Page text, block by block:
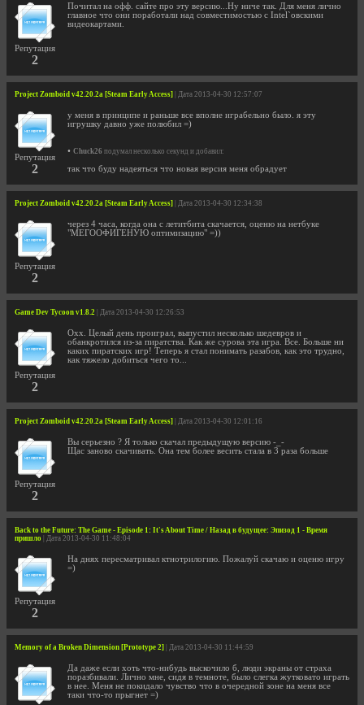
Репутация
2
Почитал на офф. сайте про эту версию...Ну ниче так. Для меня лично
главное что они поработали над совместимостью с Intel`овскими
видеокартами.
Project Zomboid v42.20.2a [Steam Early Access] | Дата 2013-04-30 12:57:07
Репутация
2
у меня в принципе и раньше все вполне играбельно было. я эту
игрушку давно уже полюбил =)
• Chuck26 подумал несколько секунд и добавил:
так что буду надеяться что новая версия меня обрадует
Project Zomboid v42.20.2a [Steam Early Access] | Дата 2013-04-30 12:34:38
Репутация
2
через 4 часа, когда она с летитбита скачается, оценю на нетбуке
"МЕГООФИГЕНУЮ оптимизацию" =))
Game Dev Tycoon v1.8.2 | Дата 2013-04-30 12:26:53
Репутация
2
Охх. Целый день проиграл, выпустил несколько шедевров и
обанкротился из-за пиратства. Как же сурова эта игра. Все. Больше ни
каких пиратских игр! Теперь я стал понимать разабов, как это трудно,
как тяжело добиться чего то...
Project Zomboid v42.20.2a [Steam Early Access] | Дата 2013-04-30 12:01:16
Репутация
2
Вы серьезно ? Я только скачал предыдущую версию -_-
Щас заново скачивать. Она тем более весить стала в 3 раза больше
Back to the Future: The Game - Episode 1: It's About Time / Назад в будущее: Эпизод 1 - Время
пришло | Дата 2013-04-30 11:48:04
Репутация
2
На днях пересматривал ктнотрилогию. Пожалуй скачаю и оценю игру
=)
Memory of a Broken Dimension [Prototype 2] | Дата 2013-04-30 11:44:59
Да даже если хоть что-нибудь выскочило б, люди экраны от страха
поразбивали. Лично мне, сидя в темноте, было слегка жутковато играть
в нее. Меня не покидало чувство что в очередной зоне на меня все
таки что-то прыгнет =)